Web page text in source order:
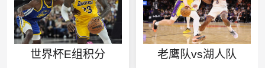
世界杯E组积分 老鹰队vs湖人队